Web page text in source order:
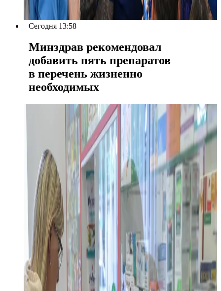
Сегодня 13:58
Минздрав рекомендовал
добавить пять препаратов
в перечень жизненно
необходимых